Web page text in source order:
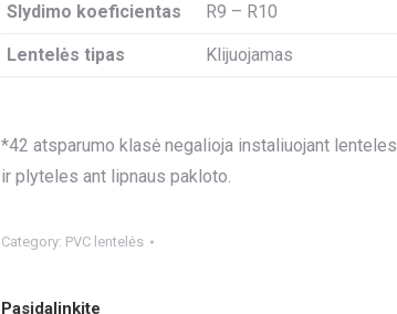
Slydimo koeficientas R9 – R10
Lentelės tipas Klijuojamas
*42 atsparumo klasė negalioja instaliuojant lenteles
ir plyteles ant lipnaus pakloto.
Category: PVC lentelės
Pasidalinkite